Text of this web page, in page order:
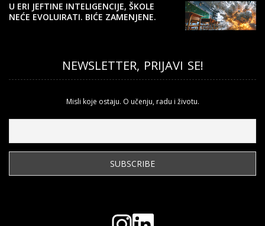
U ERI JEFTINE INTELIGENCIJE, ŠKOLE
NEĆE EVOLUIRATI. BIĆE ZAMENJENE.
NEWSLETTER, PRIJAVI SE!
Misli koje ostaju. O učenju, radu i životu.